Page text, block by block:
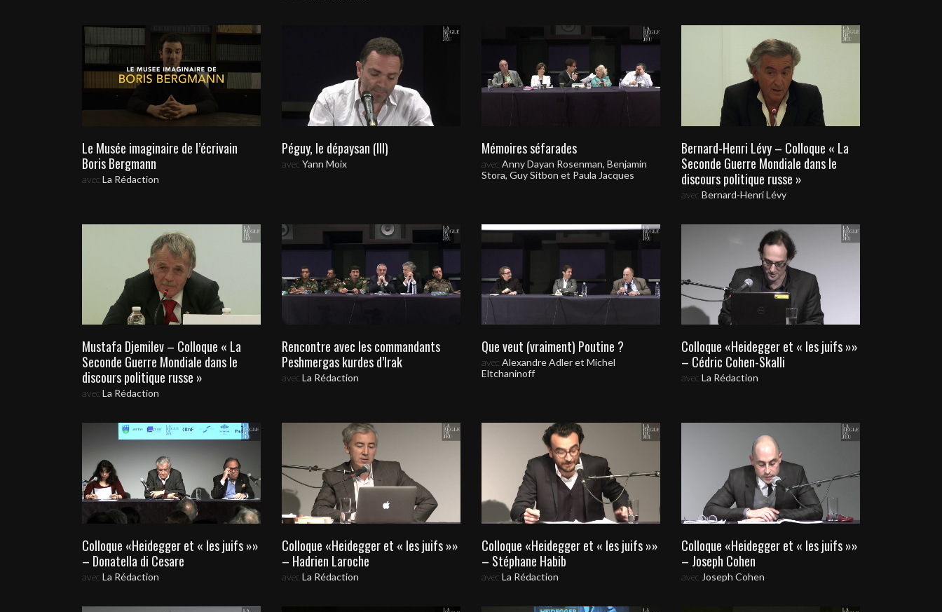
Le Musée imaginaire de l’écrivain
Boris Bergmann
avec La Rédaction
Péguy, le dépaysan (III)
avec Yann Moix
Mémoires séfarades
avec Anny Dayan Rosenman, Benjamin
Stora, Guy Sitbon et Paula Jacques
Bernard-Henri Lévy – Colloque « La
Seconde Guerre Mondiale dans le
discours politique russe »
avec Bernard-Henri Lévy
Mustafa Djemilev – Colloque « La
Seconde Guerre Mondiale dans le
discours politique russe »
avec La Rédaction
Rencontre avec les commandants
Peshmergas kurdes d’Irak
avec La Rédaction
Que veut (vraiment) Poutine ?
avec Alexandre Adler et Michel
Eltchaninoff
Colloque «Heidegger et « les juifs »»
– Cédric Cohen-Skalli
avec La Rédaction
Colloque «Heidegger et « les juifs »»
– Donatella di Cesare
avec La Rédaction
Colloque «Heidegger et « les juifs »»
– Hadrien Laroche
avec La Rédaction
Colloque «Heidegger et « les juifs »»
– Stéphane Habib
avec La Rédaction
Colloque «Heidegger et « les juifs »»
– Joseph Cohen
avec Joseph Cohen